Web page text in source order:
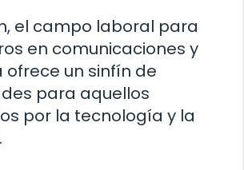
el campo laboral para
en comunicaciones y
un sinfín de
para aquellos
por la tecnología y la